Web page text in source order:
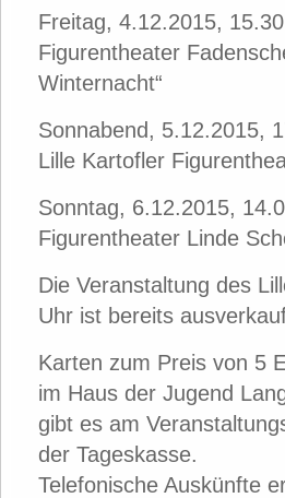
Freitag, 4.12.2015,
Figurentheater
Winternacht“
Sonnabend, 5.12.2015,
Lille Kartofler
Sonntag, 6.12.2015,
Figurentheater Linde
Die Veranstaltung des
Uhr ist bereits
Karten zum Preis von 5
im Haus der Jugend
gibt es am
der Tageskasse.
Telefonische Auskünfte